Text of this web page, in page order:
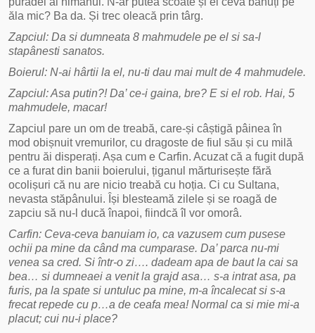
ăla mic? Ba da. Și trec oleacă prin târg.
Zapciul: Da si dumneata 8 mahmudele pe el si sa-l
stapânesti sanatos.
Boierul: N-ai hârtii la el, nu-ti dau mai mult de 4 mahmudele.
Zapciul: Asa putin?! Da’ ce-i gaina, bre? E si el rob. Hai, 5
mahmudele, macar!
Zapciul pare un om de treabă, care-și câștigă pâinea în
mod obișnuit vremurilor, cu dragoste de fiul său și cu milă
pentru ăi disperați. Așa cum e Carfin. Acuzat că a fugit după
ce a furat din banii boierului, țiganul mărturisește fără
ocolișuri că nu are nicio treabă cu hoția. Ci cu Sultana,
nevasta stăpânului. Își blesteamă zilele și se roagă de
zapciu să nu-l ducă înapoi, fiindcă îl vor omorâ.
Carfin: Ceva-ceva banuiam io, ca vazusem cum pusese
ochii pa mine da când ma cumparase. Da’ parca nu-mi
venea sa cred. Si într-o zi…. dadeam apa de baut la cai sa
bea… si dumneaei a venit la grajd asa… s-a intrat asa, pa
furis, pa la spate si untuluc pa mine, m-a încalecat si s-a
frecat repede cu p…a de ceafa mea! Normal ca si mie mi-a
placut; cui nu-i place?